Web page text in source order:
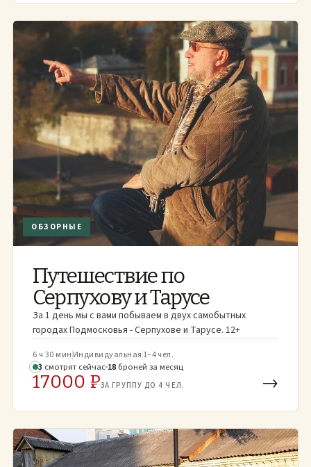
ОБЗОРНЫЕ
Путешествие по
Серпухову и Тарусе
За 1 день мы с вами побываем в двух самобытных
городах Подмосковья - Серпухове и Тарусе. 12+
6 ч 30 мин Индивидуальная 1–4 чел.
3 смотрят сейчас 18 броней за месяц
17000 ₽ЗА ГРУППУ ДО 4 ЧЕЛ. →